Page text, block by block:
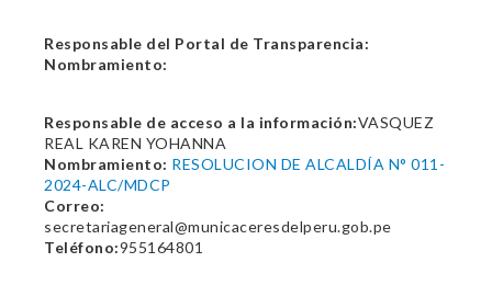
Responsable del Portal de Transparencia:
Nombramiento:
Responsable de acceso a la información:VASQUEZ
REAL KAREN YOHANNA
Nombramiento: RESOLUCION DE ALCALDÍA N° 011-
2024-ALC/MDCP
Correo:
secretariageneral@municaceresdelperu.gob.pe
Teléfono:955164801